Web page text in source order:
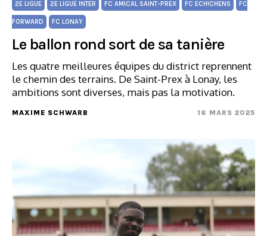
2E LIGUE 2E LIGUE INTER FC AMICAL SAINT-PREX FC ECHICHENS FC
FORWARD FC LONAY
Le ballon rond sort de sa tanière
Les quatre meilleures équipes du district reprennent
le chemin des terrains. De Saint-Prex à Lonay, les
ambitions sont diverses, mais pas la motivation.
MAXIME SCHWARB 16 MARS 2025